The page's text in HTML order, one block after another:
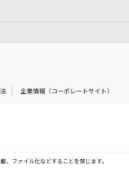
企業情報（コーポレートサイト）
、ファイル化などすることを禁じます。